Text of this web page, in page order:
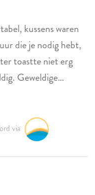
kussens waren
die je nodig hebt,
toastte niet erg
Geweldige
van het huis weg
dat makkelijker
via